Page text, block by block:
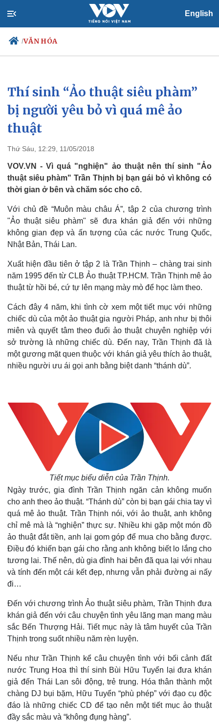
English
/VĂN HÓA
Chính trị
Đảng
Tổ chức nhân sự
Quốc hội
Nhận diện sự thật
Xã hội
Tin 24h
Dự báo thời tiết
Thí sinh “Ảo thuật siêu phàm”
bị người yêu bỏ vì quá mê ảo
thuật
Thứ Sáu, 12:29, 11/05/2018
VOV.VN - Vì quá "nghiện" ảo thuật nên thí sinh "Ảo
thuật siêu phàm" Trần Thịnh bị bạn gái bỏ vì không có
thời gian ở bên và chăm sóc cho cô.
Với chủ đề “Muôn màu châu Á”, tập 2 của chương trình
"Ảo thuật siêu phàm" sẽ đưa khán giả đến với những
không gian đẹp và ấn tượng của các nước Trung Quốc,
Nhật Bản, Thái Lan.
Xuất hiện đầu tiên ở tập 2 là Trần Thịnh – chàng trai sinh
năm 1995 đến từ CLB Ảo thuật TP.HCM. Trần Thịnh mê ảo
thuật từ hồi bé, cứ tự lên mạng mày mò để học làm theo.
Cách đây 4 năm, khi tình cờ xem một tiết mục với những
chiếc dù của một ảo thuật gia người Pháp, anh như bị thôi
miên và quyết tâm theo đuổi ảo thuật chuyên nghiệp với
sở trường là những chiếc dù. Đến nay, Trần Thịnh đã là
một gương mặt quen thuộc với khán giả yêu thích ảo thuật,
nhiều người ưu ái gọi anh bằng biệt danh “thánh dù”.
Tiết mục biểu diễn của Trần Thịnh.
Ngày trước, gia đình Trần Thịnh ngăn cản không muốn
cho anh theo ảo thuật. “Thánh dù” còn bị bạn gái chia tay vì
quá mê ảo thuật. Trần Thịnh nói, với ảo thuật, anh không
chỉ mê mà là “nghiện” thực sự. Nhiều khi gặp một món đồ
ảo thuật đắt tiền, anh lại gom góp để mua cho bằng được.
Điều đó khiến bạn gái cho rằng anh không biết lo lắng cho
tương lai. Thế nên, dù gia đình hai bên đã qua lại với nhau
và tính đến một cái kết đẹp, nhưng vẫn phải đường ai nấy
đi…
Đến với chương trình Ảo thuật siêu phàm, Trần Thịnh đưa
khán giả đến với câu chuyện tình yêu lãng mạn mang màu
sắc Bến Thượng Hải. Tiết mục này là tâm huyết của Trần
Thịnh trong suốt nhiều năm rèn luyện.
Nếu như Trần Thịnh kể câu chuyện tình với bối cảnh đất
nước Trung Hoa thì thí sinh Bùi Hữu Tuyển lại đưa khán
giả đến Thái Lan sôi động, trẻ trung. Hóa thân thành một
chàng DJ bụi bặm, Hữu Tuyển “phù phép” với đạo cụ độc
đáo là những chiếc CD để tạo nên một tiết mục ảo thuật
đầy sắc màu và “không đụng hàng”.